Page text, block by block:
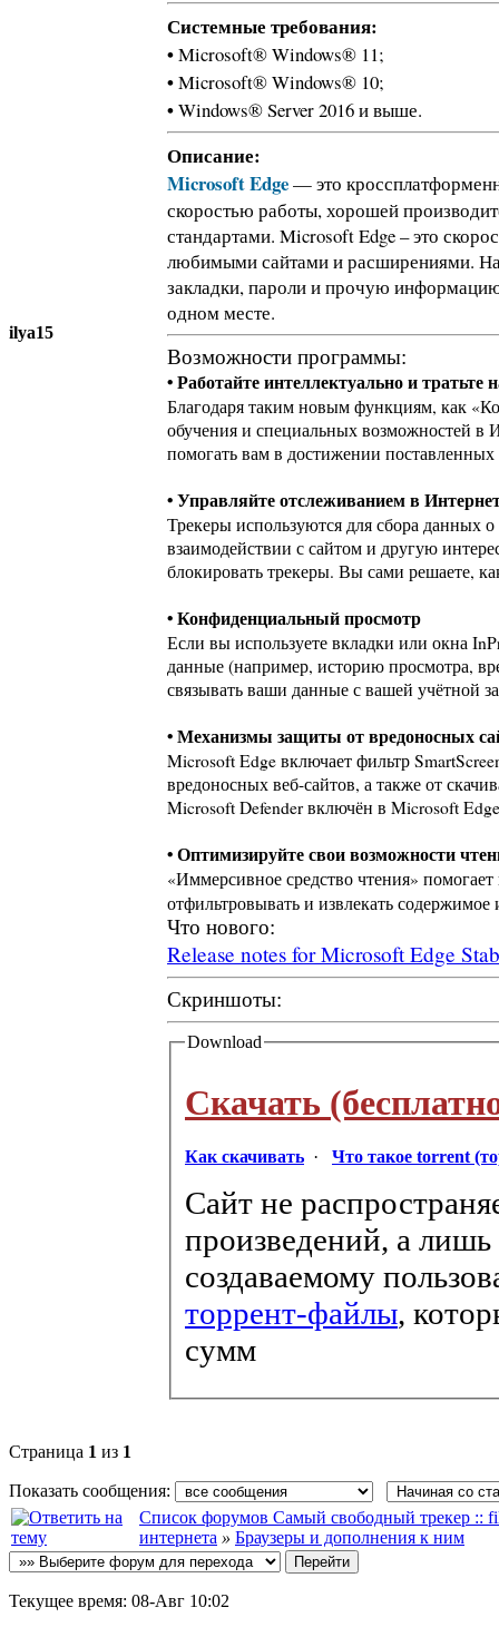
ilya15
Системные требования:
•Microsoft® Windows® 11;
•Microsoft® Windows® 10;
•Windows® Server 2016 и выше.
Описание:
Microsoft Edge— это
скоростью работы, хорошей
стандартами. Microsoft Edge – это
любимыми сайтами и расширениями.
закладки, пароли и прочую
одном месте.
Возможности программы:
• Работайте интеллектуально и тратьте
Благодаря таким новым функциям, как
обучения и специальных возможностей в
помогать вам в достижении поставленных
• Управляйте отслеживанием в
Трекеры используются для сбора данных
взаимодействии с сайтом и другую
блокировать трекеры. Вы сами решаете,
• Конфиденциальный просмотр
Если вы используете вкладки или окна
данные (например, историю просмотра,
связывать ваши данные с вашей учётной
• Механизмы защиты от вредоносных
Microsoft Edge включает фильтр
вредоносных веб-сайтов, а также от
Microsoft Defender включён в Microsoft
• Оптимизируйте свои возможности
«Иммерсивное средство чтения»
отфильтровывать и извлекать содержимое
Что нового:
Release notes for Microsoft Edge
Скриншоты:
Download
Скачать
Как скачивать · Что такое torrent
Сайт не
произведений, а лишь
создаваемому
торрент-файлы,
сумм
Страница 1 из 1
Показать сообщения:
Список форумов Самый свободный трекер ::
интернета » Браузеры и дополнения к ним
Текущее время: 08-Авг 10:02